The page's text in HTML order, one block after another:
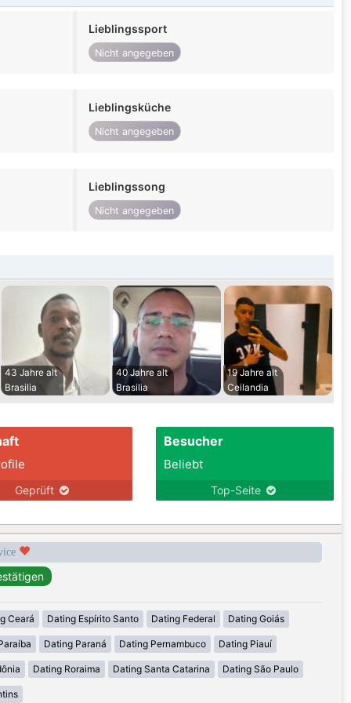
Lieblingssport
Nicht angegeben
Lieblingsküche
Nicht angegeben
Lieblingssong
Nicht angegeben
43 Jahre alt
Brasilia
40 Jahre alt
Brasilia
19 Jahre alt
Ceilandia
Geprüft
Besucher
Beliebt
Top-Seite
Ceará Dating Espírito Santo Dating Federal Dating Goiás
Dating Paraná Dating Pernambuco Dating Piauí
Dating Roraima Dating Santa Catarina Dating São Paulo